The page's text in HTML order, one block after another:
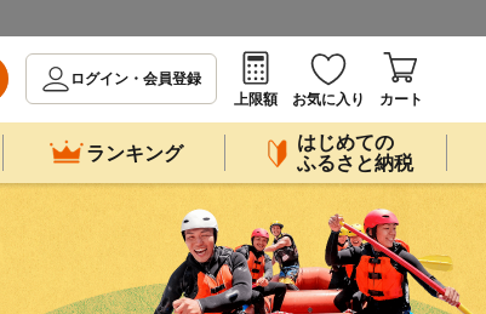
ログイン・会員登録
上限額
お気に入り カート
ランキング
はじめての
ふるさと納税